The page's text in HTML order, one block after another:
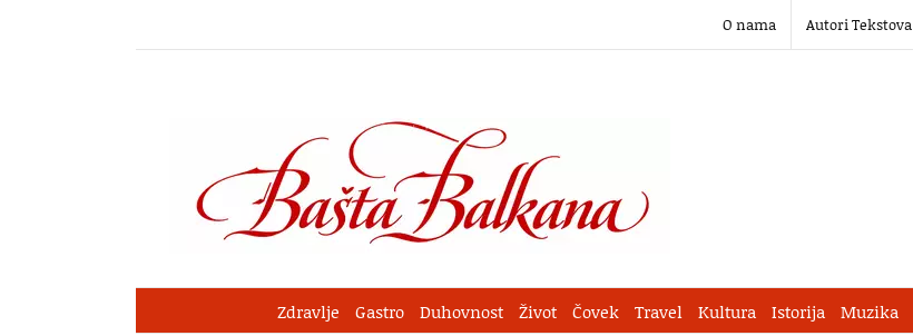
O nama Autori Tekstova
Zdravlje Gastro Duhovnost Život Čovek Travel Kultura Istorija Muzika